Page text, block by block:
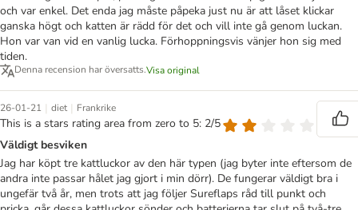
och var enkel. Det enda jag måste påpeka just nu är att låset klickar
ganska högt och katten är rädd för det och vill inte gå genom luckan.
Hon var van vid en vanlig lucka. Förhoppningsvis vänjer hon sig med
tiden.
Denna recension har översatts.Visa original
26-01-21 | diet | Frankrike
This is a stars rating area from zero to 5: 2/5
Väldigt besviken
Jag har köpt tre kattluckor av den här typen (jag byter inte eftersom de
andra inte passar hålet jag gjort i min dörr). De fungerar väldigt bra i
ungefär två år, men trots att jag följer Sureflaps råd till punkt och